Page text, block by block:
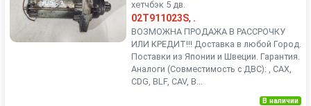
Smart
Subaru Suzuki
Volkswagen
хетчбэк 5 дв.
02T911023S, .
ВОЗМОЖНА ПРОДАЖА В РАССРОЧКУ
ИЛИ КРЕДИТ!!! Доставка в любой Город.
Поставки из Японии и Швеции. Гарантия.
Аналоги (Совместимость с ДВС): , CAX,
CDG, BLF, CAV, B...
В наличии